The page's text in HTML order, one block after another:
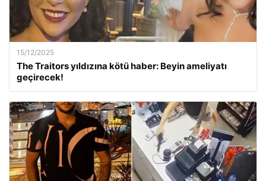
15/12/2025
The Traitors yıldızına kötü haber: Beyin ameliyatı
geçirecek!